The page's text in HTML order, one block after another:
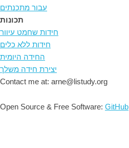
עבור מתכנתים
תכונות
חידות שחמט עיוור
חידות ללא כלים
החידה היומית
יצירת חידה משלך
Contact me at: arne@listudy.org
Open Source & Free Software: GitHub